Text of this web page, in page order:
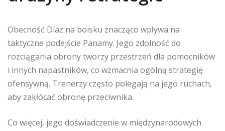
Obecność Díaz na boisku znacząco wpływa na
taktyczne podejście Panamy. Jego zdolność do
rozciągania obrony tworzy przestrzeń dla pomocników
i innych napastników, co wzmacnia ogólną strategię
ofensywną. Trenerzy często polegają na jego ruchach,
aby zakłócać obronę przeciwnika.
Co więcej, jego doświadczenie w międzynarodowych